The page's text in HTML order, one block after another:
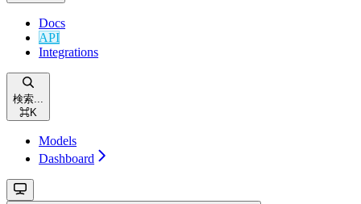
Docs
API
Integrations
検索...
⌘K
Models
Dashboard